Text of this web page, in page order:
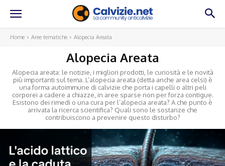
Home Aree tematiche Alopecia Areata
Alopecia Areata
Alopecia areata: le notizie, i migliori prodotti, le curiosità e le novità
più importanti sul tema. L’alopecia areata (detta anche area celsi) è
una forma autoimmune di calvizie che porta i capelli o altri peli
corporei a cadere a chiazze, in aree sparse non per forza contigue.
Esistono dei rimedi o una cura per l’alopecia areata? A che punto è
arrivata la ricerca scientifica? Quali sono le sostanze che
contribuiscono a prevenire questo disturbo?